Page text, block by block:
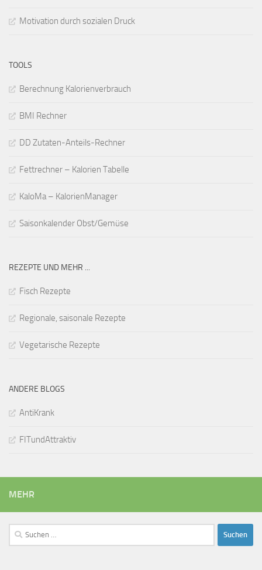
Motivation durch sozialen Druck
TOOLS
Berechnung Kalorienverbrauch
BMI Rechner
DD Zutaten-Anteils-Rechner
Fettrechner – Kalorien Tabelle
KaloMa – KalorienManager
Saisonkalender Obst/Gemüse
REZEPTE UND MEHR ...
Fisch Rezepte
Regionale, saisonale Rezepte
Vegetarische Rezepte
ANDERE BLOGS
AntiKrank
FITundAttraktiv
MEHR
Suchen
nach: